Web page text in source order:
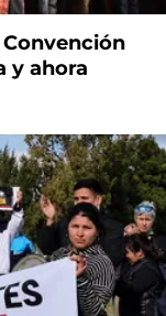
Convención
y ahora